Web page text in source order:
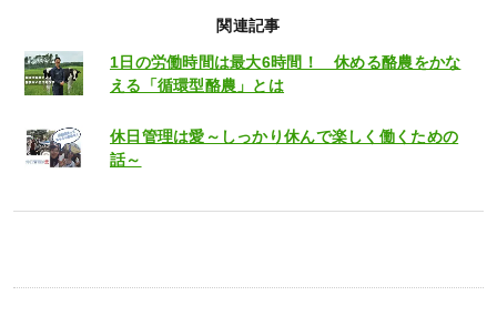
関連記事
1日の労働時間は最大6時間！ 休める酪農をかな
える「循環型酪農」とは
休日管理は愛～しっかり休んで楽しく働くための
話～